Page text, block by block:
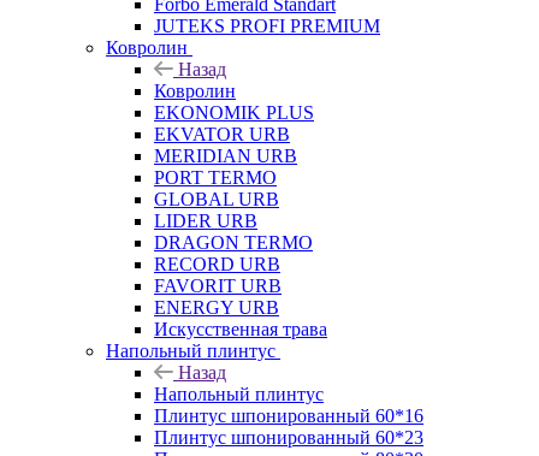
Forbo Emerald Standart
JUTEKS PROFI PREMIUM
Ковролин
Назад
Ковролин
EKONOMIK PLUS
EKVATOR URB
MERIDIAN URB
PORT TERMO
GLOBAL URB
LIDER URB
DRAGON TERMO
RECORD URB
FAVORIT URB
ENERGY URB
Искусственная трава
Напольный плинтус
Назад
Напольный плинтус
Плинтус шпонированный 60*16
Плинтус шпонированный 60*23